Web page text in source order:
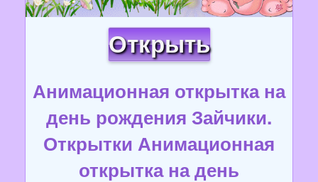
Открыть
Анимационная открытка на
день рождения Зайчики.
Открытки Анимационная
открытка на день